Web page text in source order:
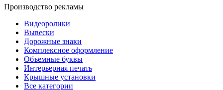
Производство рекламы
Видеоролики
Вывески
Дорожные знаки
Комплексное оформление
Объемные буквы
Интерьерная печать
Крышные установки
Все категории